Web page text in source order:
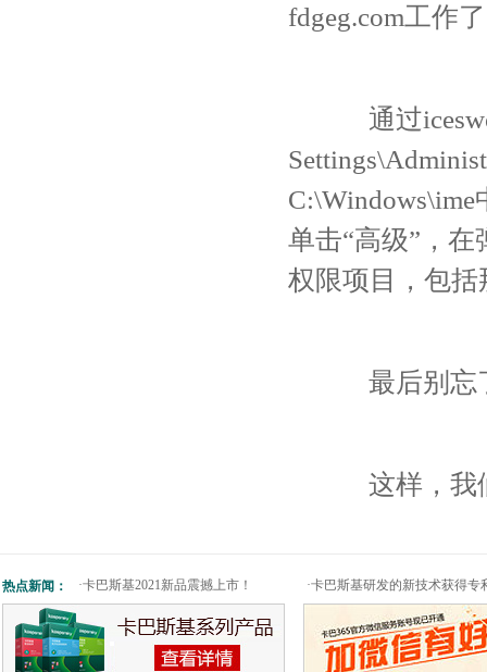
fdgeg.com工作
通过
单击“高级”，
权限项目，包
最后别忘了
这样，我们
热点新闻： ·卡巴斯基2021新品震撼上市！ ·卡巴斯基研发的新技术获得专